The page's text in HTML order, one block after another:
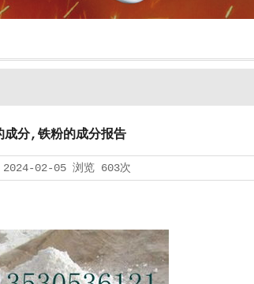
成分,铁粉的成分报告
2024-02-05 浏览 603次